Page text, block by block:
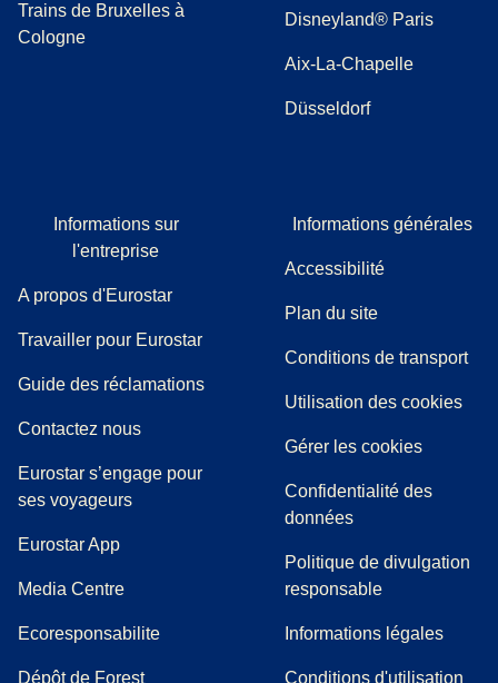
Trains de Bruxelles à
Cologne
Disneyland® Paris
Aix-La-Chapelle
Düsseldorf
Informations sur
l'entreprise
A propos d'Eurostar
Travailler pour Eurostar
Guide des réclamations((
Contactez nous
Eurostar s’engage pour
ses voyageurs
Eurostar App
Media Centre( Ouvre un nouvel onglet)
Ecoresponsabilite
Dépôt de Forest
Informations générales
Accessibilité
Plan du site
Conditions de transport
Utilisation des cookies
Gérer les cookies
Confidentialité des
données
Politique de divulgation
responsable
Informations légales
Conditions d'utilisation